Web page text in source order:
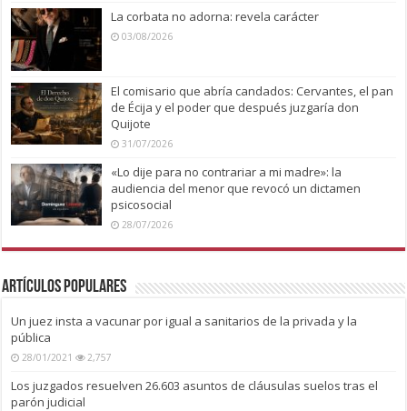
La corbata no adorna: revela carácter
03/08/2026
El comisario que abría candados: Cervantes, el pan
de Écija y el poder que después juzgaría don
Quijote
31/07/2026
«Lo dije para no contrariar a mi madre»: la
audiencia del menor que revocó un dictamen
psicosocial
28/07/2026
Artículos Populares
Un juez insta a vacunar por igual a sanitarios de la privada y la
pública
28/01/2021 2,757
Los juzgados resuelven 26.603 asuntos de cláusulas suelos tras el
parón judicial